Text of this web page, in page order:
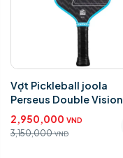
Vợt Pickleball joola
Perseus Double Vision
Blue
2,950,000 VND
3,150,000 VND